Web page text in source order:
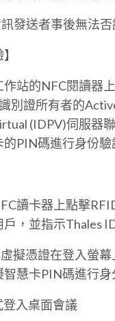
發送者事後無法否
站的NFC閱讀器
別證所有者的
(IDPV)伺服器
PIN碼進行身份驗
讀卡器上點擊
，並指示Thales
擬憑證在登入螢
慧卡PIN碼進行身
登入桌面會議